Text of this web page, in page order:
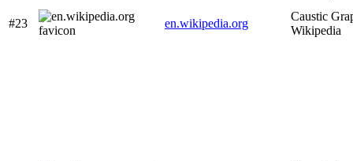
#23 en.wikipedia.org
Caustic
Wikipedia